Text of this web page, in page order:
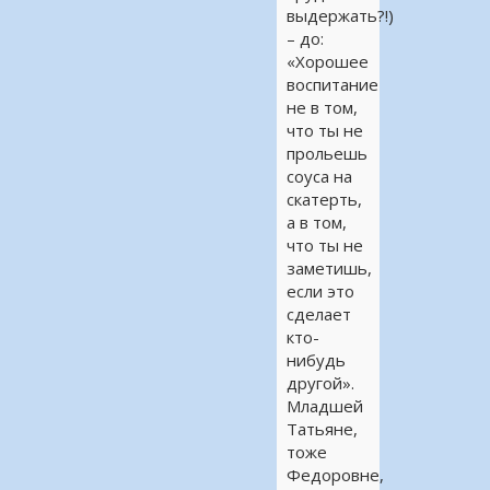
выдержать?!)
– до:
«Хорошее
воспитание
не в том,
что ты не
прольешь
соуса на
скатерть,
а в том,
что ты не
заметишь,
если это
сделает
кто-
нибудь
другой».
Младшей
Татьяне,
тоже
Федоровне,